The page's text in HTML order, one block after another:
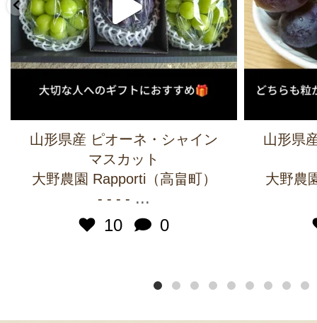
山形県産 ピオーネ・シャイン
マスカット
大野農園 Rapporti（高畠町）
- - - - ...
10
0
山形県
大野農